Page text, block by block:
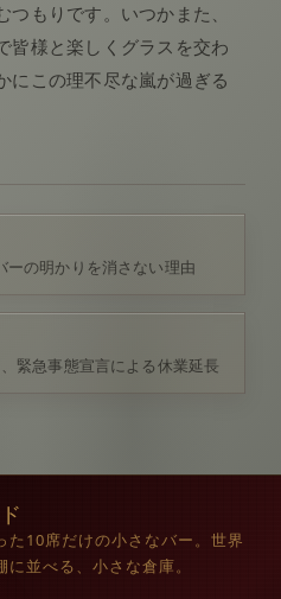
もりです。いつかまた、
皆様と楽しくグラスを交わ
にこの理不尽な嵐が過ぎる
ーの明かりを消さない理由
緊急事態宣言による休業延長
10席だけの小さなバー。世界
並べる、小さな倉庫。